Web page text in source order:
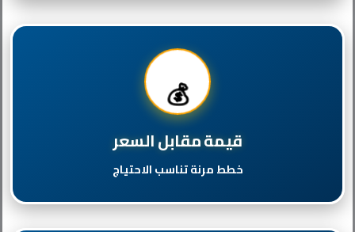
💰
قيمة مقابل السعر
خطط مرنة تناسب الاحتياج